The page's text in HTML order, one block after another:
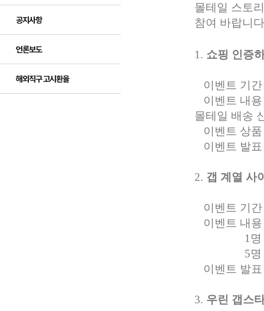
공지사항
언론보도
해외직구 고시환율
몰테일 스토
참여 바랍니
1. 쇼핑 인증
이벤트 기간
이벤트 내용
몰테일 배송
이벤트 상품
이벤트 발표
2. 갭 계열 사
이벤트 기간
이벤트 내용
1명 - 갭
5명 - 몰
이벤트 발표
3. 우린 갭스